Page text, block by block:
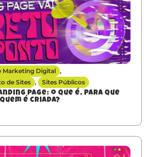
Marketing Digital ,
de Sites , Sites Públicos
Page: o que é, para que
é criada?